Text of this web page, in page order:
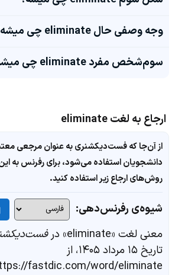
وجه وصفی حال eliminate چی میشه؟
سوم‌شخص مفرد eliminate چی میشه؟
ارجاع به لغت eliminate
از آن‌جا که فست‌دیکشنری به عنوان مرجعی
دانشجویان استفاده می‌شود، برای رفرنس به
روش‌های ارجاع زیر استفاده کنید.
شیوه‌ی رفرنس‌دهی:
معنی لغت «eliminate» در
تاریخ ۱۵ مرداد ۱۴۰۵، از
fastdic.com/word/eliminate